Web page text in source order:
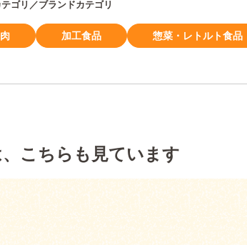
ゴリ／ブランドカテゴリ
加工食品 惣菜・レトルト食品
こちらも見ています